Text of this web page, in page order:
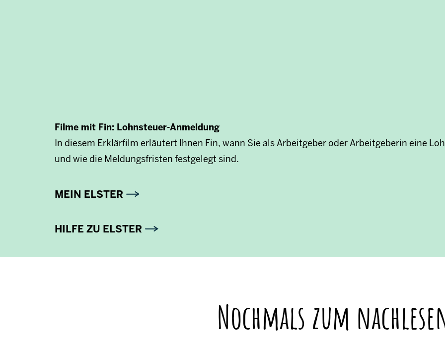
Filme mit Fin: Lohnsteuer-Anmeldung
In diesem Erklärfilm erläutert Ihnen Fin, wann Sie als Arbeitgeber oder Arbeitgeberin eine
und wie die Meldungsfristen festgelegt sind.
MEIN ELSTER
HILFE ZU ELSTER
Nochmals zum